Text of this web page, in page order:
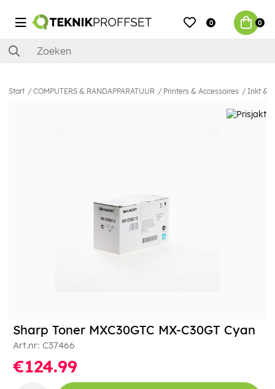
0 0
Start COMPUTERS & RANDAPPARATUUR Printers & Accessoires Inkt &
Sharp Toner MXC30GTC MX-C30GT Cyan
Art.nr: C37466
€124.99